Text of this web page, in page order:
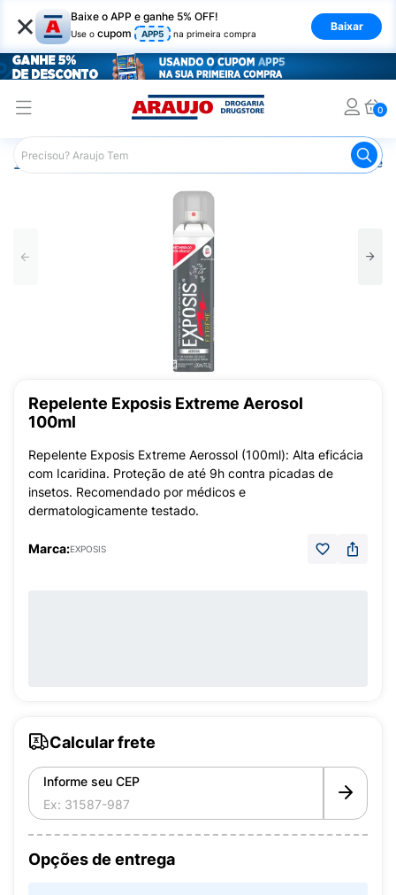
× Baixe o APP e ganhe 5% OFF!
Use o cupom APP5 na primeira compra
Baixar
0
Araujo Beleza e Cuidados
Repelente Exposis Extreme Aerosol
100ml
Repelente Exposis Extreme Aerossol (100ml): Alta eficácia
com Icaridina. Proteção de até 9h contra picadas de
insetos. Recomendado por médicos e
dermatologicamente testado.
Marca:EXPOSIS
Calcular frete
Informe seu CEP
Opções de entrega